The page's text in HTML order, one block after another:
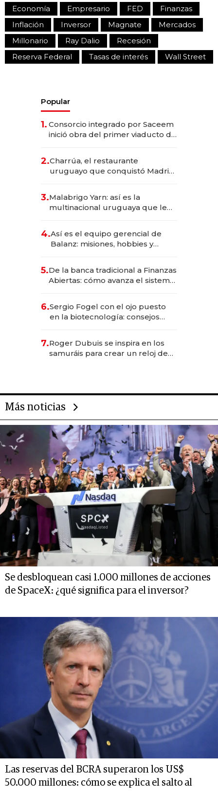
Economía
Empresario FED
Finanzas
Inflación
Inversor Magnate
Mercados
Millonario
Ray Dalio
Recesión
Reserva Federal
Tasas de interés Wall Street
Popular
1. Consorcio integrado por Saceem
inició obra del primer viaducto de
millones
2.Charrúa, el restaurante
uruguayo que conquistó Madrid:
anticipación y prepara apertura
3.Malabrigo Yarn: así es la
multinacional uruguaya que le
4.Así es el equipo gerencial de
Balanz: misiones, hobbies y
5.De la banca tradicional a Finanzas
Abiertas: cómo avanza el sistema
6.Sergio Fogel con el ojo puesto
en la biotecnología: consejos
rol de la IA
7.Roger Dubuis se inspira en los
samuráis para crear un reloj de
Más noticias
Se desbloquean casi 1.000 millones de acciones
de SpaceX: ¿qué significa para el inversor?
Las reservas del BCRA superaron los US$
50.000 millones: cómo se explica el salto al